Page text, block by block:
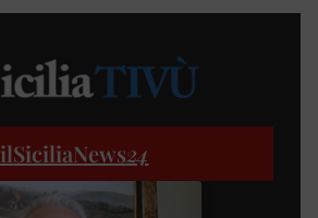
ilSiciliaNews24